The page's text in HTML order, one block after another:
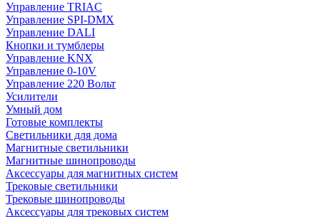
Управление TRIAC
Управление SPI-DMX
Управление DALI
Кнопки и тумблеры
Управление KNX
Управление 0-10V
Управление 220 Вольт
Усилители
Умный дом
Готовые комплекты
Светильники для дома
Магнитные светильники
Магнитные шинопроводы
Аксессуары для магнитных систем
Трековые светильники
Трековые шинопроводы
Аксессуары для трековых систем